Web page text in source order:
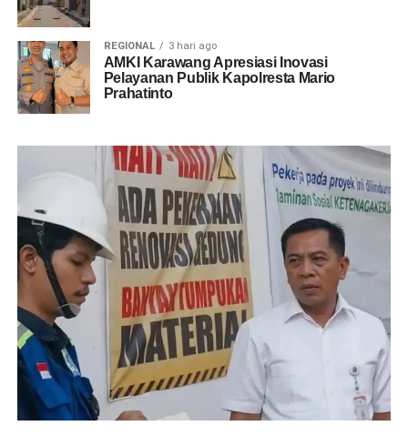
REGIONAL 3 hari ago
AMKI Karawang Apresiasi Inovasi
Pelayanan Publik Kapolresta Mario
Prahatinto